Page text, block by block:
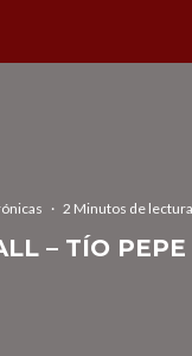
· 2 Minutos de lectura
– TÍO